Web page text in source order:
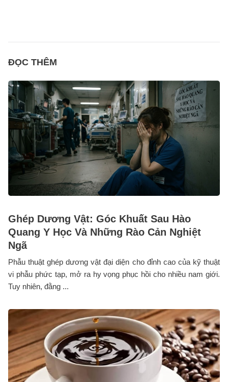
ĐỌC THÊM
Ghép Dương Vật: Góc Khuất Sau Hào
Quang Y Học Và Những Rào Cản Nghiệt
Ngã
Phẫu thuật ghép dương vật đại diện cho đỉnh cao của kỹ thuật
vi phẫu phức tạp, mở ra hy vọng phục hồi cho nhiều nam giới.
Tuy nhiên, đằng ...